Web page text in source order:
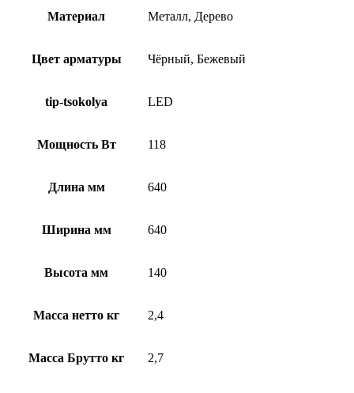
Материал Металл, Дерево
Цвет арматуры Чёрный, Бежевый
tip-tsokolya LED
Мощность Вт 118
Длина мм 640
Ширина мм 640
Высота мм 140
Масса нетто кг 2,4
Масса Брутто кг 2,7